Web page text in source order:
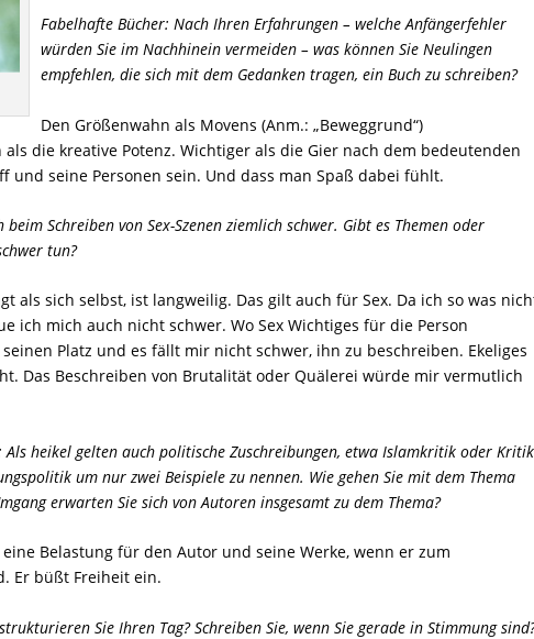
Fabelhafte Bücher: Nach Ihren Erfahrungen – welche Anfängerfehler
würden Sie im Nachhinein vermeiden – was können Sie Neulingen
empfehlen, die sich mit dem Gedanken tragen, ein Buch zu schreiben?
Den Größenwahn als Movens (Anm.: „Beweggrund“)
die kreative Potenz. Wichtiger als die Gier nach dem bedeutenden
und seine Personen sein. Und dass man Spaß dabei fühlt.
Schreiben von Sex-Szenen ziemlich schwer. Gibt es Themen oder
tun?
als sich selbst, ist langweilig. Das gilt auch für Sex. Da ich so was
ich mich auch nicht schwer. Wo Sex Wichtiges für die Person
Platz und es fällt mir nicht schwer, ihn zu beschreiben. Ekeliges
Das Beschreiben von Brutalität oder Quälerei würde mir vermutlich
Als heikel gelten auch politische Zuschreibungen, etwa Islamkritik oder Kritik
um nur zwei Beispiele zu nennen. Wie gehen Sie mit dem Thema
erwarten Sie sich von Autoren insgesamt zu dem Thema?
Belastung für den Autor und seine Werke, wenn er zum
Er büßt Freiheit ein.
Sie Ihren Tag? Schreiben Sie, wenn Sie gerade in Stimmung